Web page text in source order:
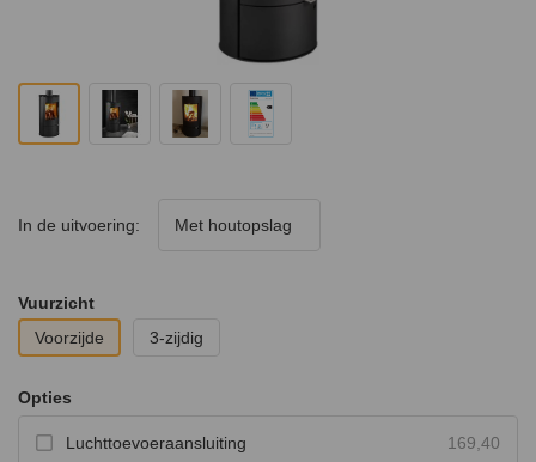
In de uitvoering: Met houtopslag
Vuurzicht
Voorzijde
3-zijdig
Opties
Luchttoevoeraansluiting 169,40